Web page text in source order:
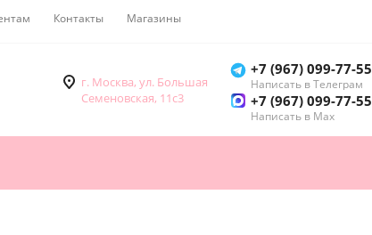
Контакты Магазины
г. Москва, ул. Большая
Семеновская, 11с3
+7 (967) 099-77-55
Написать в Телеграм
+7 (967) 099-77-55
Написать в Мах